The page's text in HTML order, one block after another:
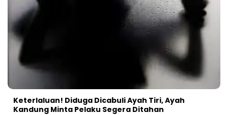
Keterlaluan! Diduga Dicabuli Ayah Tiri, Ayah
Kandung Minta Pelaku Segera Ditahan